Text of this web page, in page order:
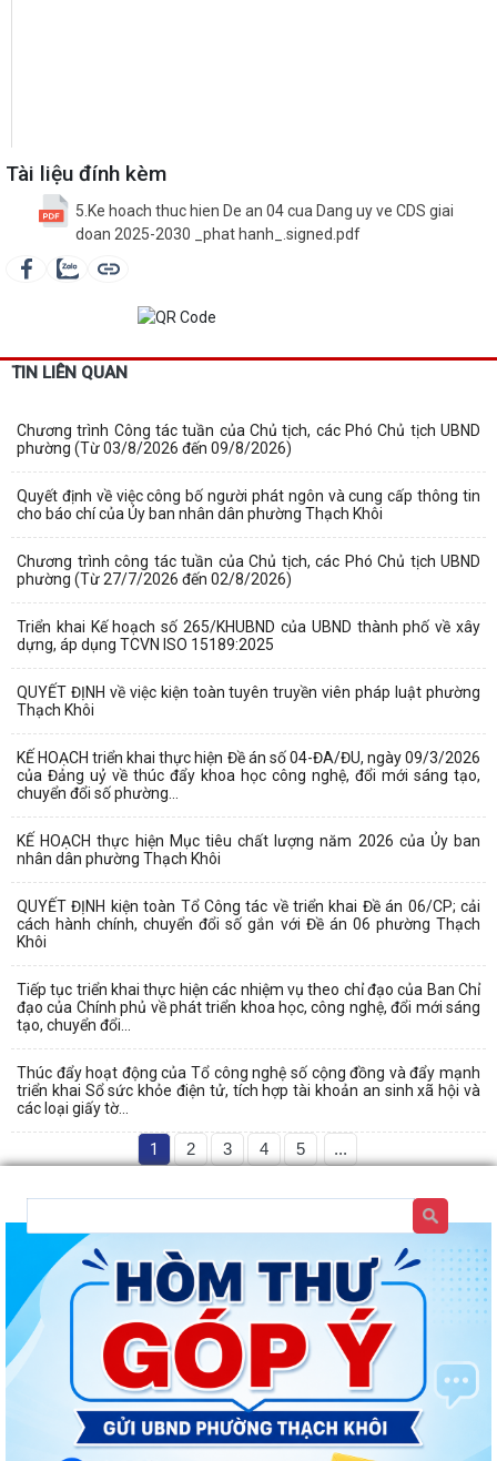
Tài liệu đính kèm
5.Ke hoach thuc hien De an 04 cua Dang uy ve CDS giai
doan 2025-2030 _phat hanh_.signed.pdf
TIN LIÊN QUAN
Chương trình Công tác tuần của Chủ tịch, các Phó Chủ tịch UBND
phường (Từ 03/8/2026 đến 09/8/2026)
Quyết định về việc công bố người phát ngôn và cung cấp thông tin
cho báo chí của Ủy ban nhân dân phường Thạch Khôi
Chương trình công tác tuần của Chủ tịch, các Phó Chủ tịch UBND
phường (Từ 27/7/2026 đến 02/8/2026)
Triển khai Kế hoạch số 265/KHUBND của UBND thành phố về xây
dựng, áp dụng TCVN ISO 15189:2025
QUYẾT ĐỊNH về việc kiện toàn tuyên truyền viên pháp luật phường
Thạch Khôi
KẾ HOẠCH triển khai thực hiện Đề án số 04-ĐA/ĐU, ngày 09/3/2026
của Đảng uỷ về thúc đẩy khoa học công nghệ, đổi mới sáng tạo,
chuyển đổi số phường...
KẾ HOẠCH thực hiện Mục tiêu chất lượng năm 2026 của Ủy ban
nhân dân phường Thạch Khôi
QUYẾT ĐỊNH kiện toàn Tổ Công tác về triển khai Đề án 06/CP; cải
cách hành chính, chuyển đổi số gắn với Đề án 06 phường Thạch
Khôi
Tiếp tục triển khai thực hiện các nhiệm vụ theo chỉ đạo của Ban Chỉ
đạo của Chính phủ về phát triển khoa học, công nghệ, đổi mới sáng
tạo, chuyển đổi...
Thúc đẩy hoạt động của Tổ công nghệ số cộng đồng và đẩy mạnh
triển khai Sổ sức khỏe điện tử, tích hợp tài khoản an sinh xã hội và
các loại giấy tờ...
1 2 3 4 5 ...